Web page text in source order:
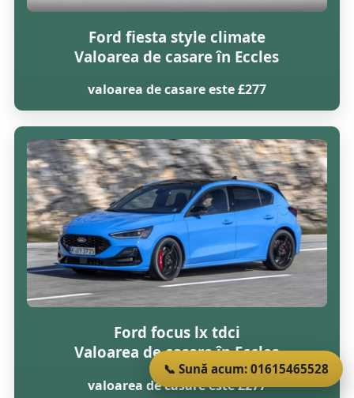
Ford fiesta style climate
Valoarea de casare în Eccles
valoarea de casare este £277
Ford focus lx tdci
Valoarea de casare în Eccles
valoarea de casare este £277
📞 Sună acum: 01615465528